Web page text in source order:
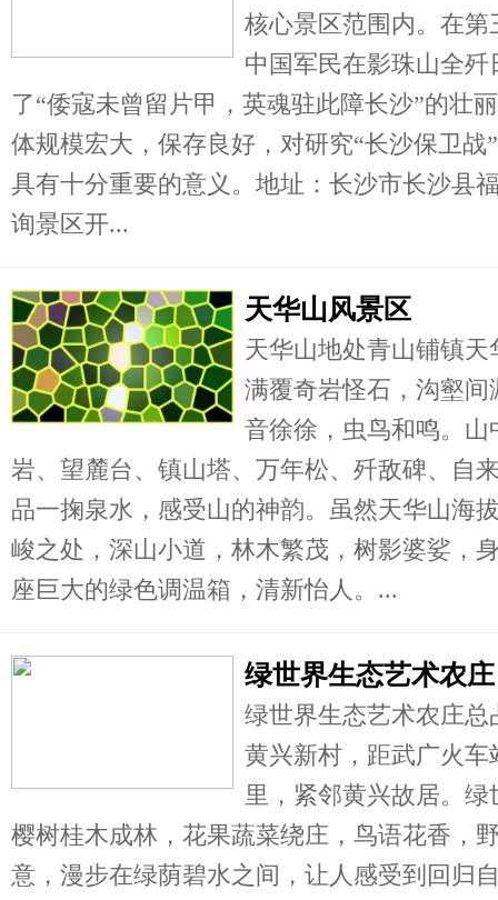
核心景区范围内。在
中国军民在影珠山全
了“倭寇未曾留片甲，英魂驻此障长沙”的壮
体规模宏大，保存良好，对研究“长沙保卫
具有十分重要的意义。地址：长沙市长沙县
询景区开...
天华山风景区
天华山地处青山铺镇
满覆奇岩怪石，沟壑
音徐徐，虫鸟和鸣。
岩、望麓台、镇山塔、万年松、歼敌碑、自
品一掬泉水，感受山的神韵。虽然天华山海
峻之处，深山小道，林木繁茂，树影婆娑，
座巨大的绿色调温箱，清新怡人。...
绿世界生态艺术农庄
绿世界生态艺术农庄总
黄兴新村，距武广火车
里，紧邻黄兴故居。
樱树桂木成林，花果蔬菜绕庄，鸟语花香，
意，漫步在绿荫碧水之间，让人感受到回归